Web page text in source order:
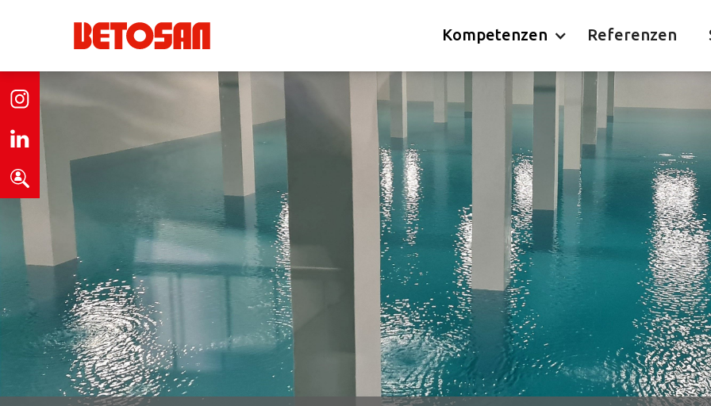
Kompetenzen Referenzen